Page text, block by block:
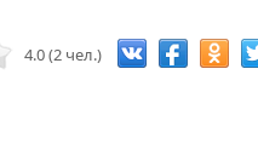
4.0 (2 чел.)